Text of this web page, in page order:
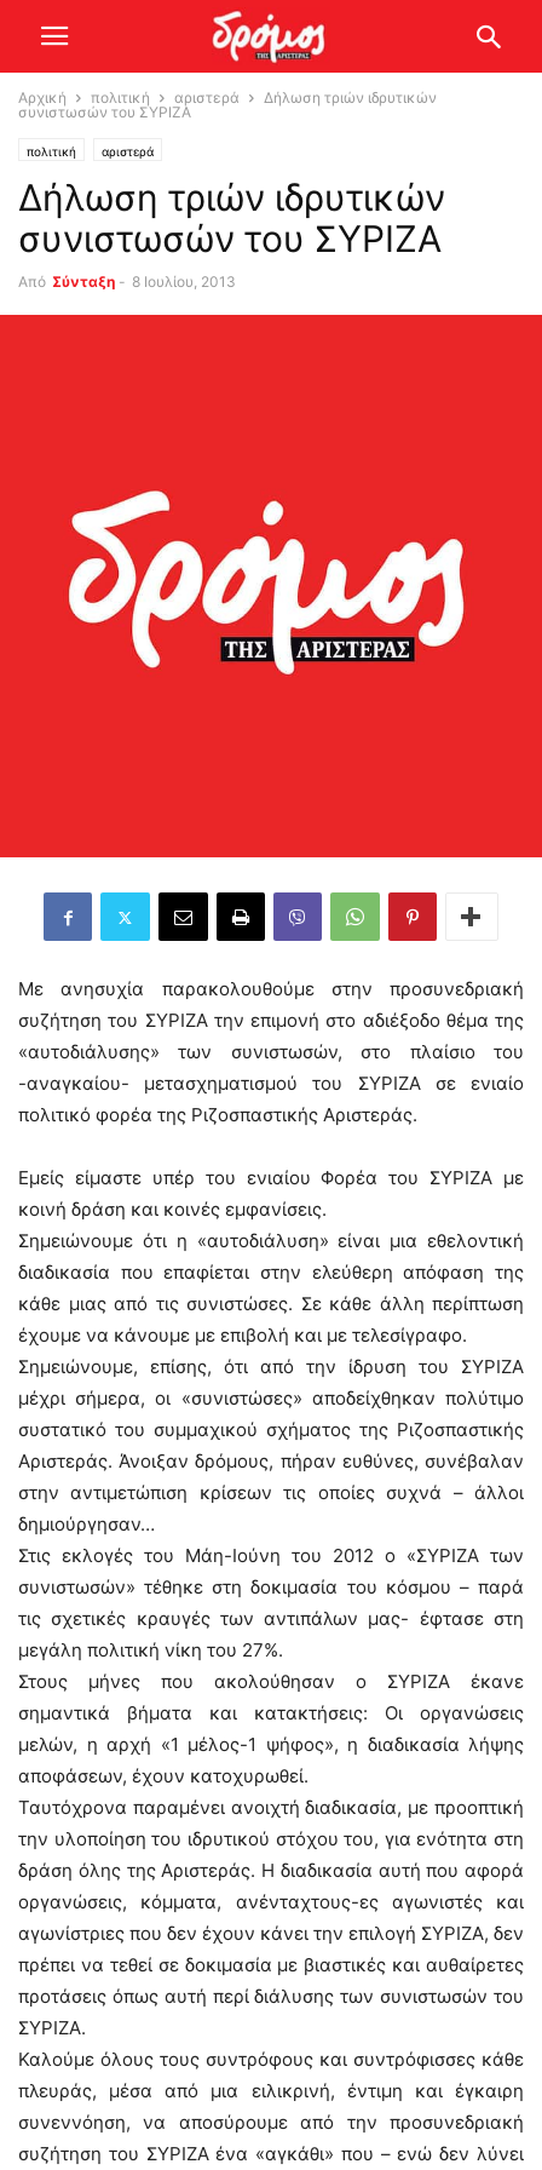
Αρχική πολιτική αριστερά
Δήλωση τριών ιδρυτικών
συνιστωσών του ΣΥΡΙΖΑ
πολιτική αριστερά
Δήλωση τριών ιδρυτικών
συνιστωσών του ΣΥΡΙΖΑ
Από Σύνταξη - 8 Ιουλίου, 2013
Με ανησυχία παρακολουθούμε στην προσυνεδριακή
συζήτηση του ΣΥΡΙΖΑ την επιμονή στο αδιέξοδο θέμα της
«αυτοδιάλυσης» των συνιστωσών, στo πλαίσιo του
-αναγκαίου- μετασχηματισμού του ΣΥΡΙΖΑ σε ενιαίο
πολιτικό φορέα της Ριζοσπαστικής Αριστεράς.
Εμείς είμαστε υπέρ του ενιαίου Φορέα του ΣΥΡΙΖΑ με
κοινή δράση και κοινές εμφανίσεις.
Σημειώνουμε ότι η «αυτοδιάλυση» είναι μια εθελοντική
διαδικασία που επαφίεται στην ελεύθερη απόφαση της
κάθε μιας από τις συνιστώσες. Σε κάθε άλλη περίπτωση
έχουμε να κάνουμε με επιβολή και με τελεσίγραφο.
Σημειώνουμε, επίσης, ότι από την ίδρυση του ΣΥΡΙΖΑ
μέχρι σήμερα, οι «συνιστώσες» αποδείχθηκαν πολύτιμο
συστατικό του συμμαχικού σχήματος της Ριζοσπαστικής
Αριστεράς. Άνοιξαν δρόμους, πήραν ευθύνες, συνέβαλαν
στην αντιμετώπιση κρίσεων τις οποίες συχνά – άλλοι
δημιούργησαν…
Στις εκλογές του Μάη-Ιούνη του 2012 ο «ΣΥΡΙΖΑ των
συνιστωσών» τέθηκε στη δοκιμασία του κόσμου – παρά
τις σχετικές κραυγές των αντιπάλων μας- έφτασε στη
μεγάλη πολιτική νίκη του 27%.
Στους μήνες που ακολούθησαν ο ΣΥΡΙΖΑ έκανε
σημαντικά βήματα και κατακτήσεις: Οι οργανώσεις
μελών, η αρχή «1 μέλος-1 ψήφος», η διαδικασία λήψης
αποφάσεων, έχουν κατοχυρωθεί.
Ταυτόχρονα παραμένει ανοιχτή διαδικασία, με προοπτική
την υλοποίηση του ιδρυτικού στόχου του, για ενότητα στη
δράση όλης της Αριστεράς. Η διαδικασία αυτή που αφορά
οργανώσεις, κόμματα, ανένταχτους-ες αγωνιστές και
αγωνίστριες που δεν έχουν κάνει την επιλογή ΣΥΡΙΖΑ, δεν
πρέπει να τεθεί σε δοκιμασία με βιαστικές και αυθαίρετες
προτάσεις όπως αυτή περί διάλυσης των συνιστωσών του
ΣΥΡΙΖΑ.
Καλούμε όλους τους συντρόφους και συντρόφισσες κάθε
πλευράς, μέσα από μια ειλικρινή, έντιμη και έγκαιρη
συνεννόηση, να αποσύρουμε από την προσυνεδριακή
συζήτηση του ΣΥΡΙΖΑ ένα «αγκάθι» που – ενώ δεν λύνει